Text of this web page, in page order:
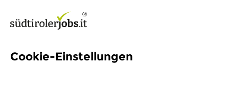
Bierexperte / Bierenthusiast
Cookie-Einstellungen